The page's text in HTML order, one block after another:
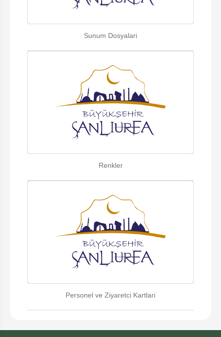
Sunum Dosyalari
Renkler
Personel ve Ziyaretci Kartlari